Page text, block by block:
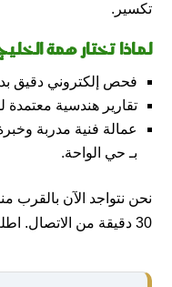
تكسير.
لماذا تختار همة
فحص إلكتروني دقيق
تقارير هندسية معتمدة
عمالة فنية مدربة
بـ حي الواحة.
نحن نتواجد الآن بالقرب
30 دقيقة من الاتصال. اطلب المعاينة الفورية الآن.